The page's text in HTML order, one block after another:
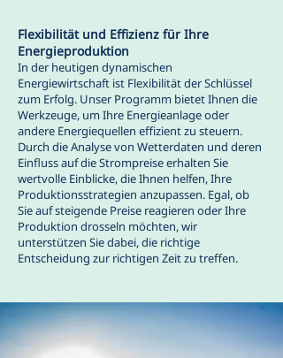
Flexibilität und Effizienz für Ihre
Energieproduktion
In der heutigen dynamischen
Energiewirtschaft ist Flexibilität der Schlüssel
zum Erfolg. Unser Programm bietet Ihnen die
Werkzeuge, um Ihre Energieanlage oder
andere Energiequellen effizient zu steuern.
Durch die Analyse von Wetterdaten und deren
Einfluss auf die Strompreise erhalten Sie
wertvolle Einblicke, die Ihnen helfen, Ihre
Produktionsstrategien anzupassen. Egal, ob
Sie auf steigende Preise reagieren oder Ihre
Produktion drosseln möchten, wir
unterstützen Sie dabei, die richtige
Entscheidung zur richtigen Zeit zu treffen.